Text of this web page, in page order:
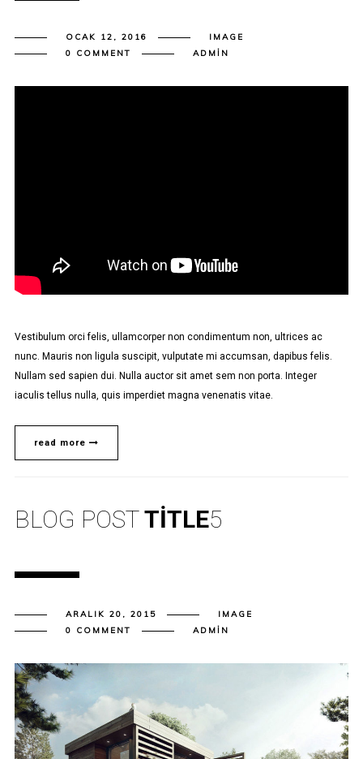
OCAK 12, 2016
IMAGE
0 COMMENT
ADMIN
Vestibulum orci felis, ullamcorper non condimentum non, ultrices ac
nunc. Mauris non ligula suscipit, vulputate mi accumsan, dapibus felis.
Nullam sed sapien dui. Nulla auctor sit amet sem non porta. Integer
iaculis tellus nulla, quis imperdiet magna venenatis vitae.
read more
BLOG POSTTITLE5
ARALIK 20, 2015
IMAGE
0 COMMENT
ADMIN